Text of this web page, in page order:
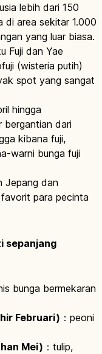
lebih dari 150
di area sekitar 1.000
yang luar biasa.
Fuji dan Yae
(wisteria putih)
spot yang sangat
hingga
bergantian dari
kibana fuji,
warni bunga fuji
Jepang dan
para pecinta
sepanjang
bunga bermekaran
Februari) ：peoni
Mei) ：tulip,